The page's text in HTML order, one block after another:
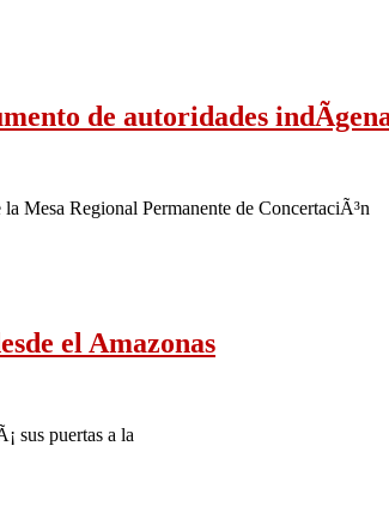
de autoridades
Mesa Regional Permanente de ConcertaciÃ³n
el Amazonas
sus puertas a la